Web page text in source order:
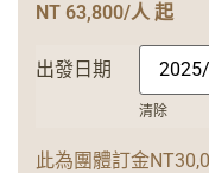
NT 63,800/人 起
出發日期
清除
此為團體訂金